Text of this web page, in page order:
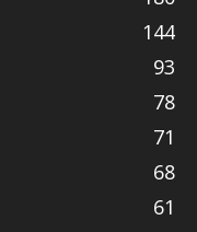
144
93
78
71
68
61